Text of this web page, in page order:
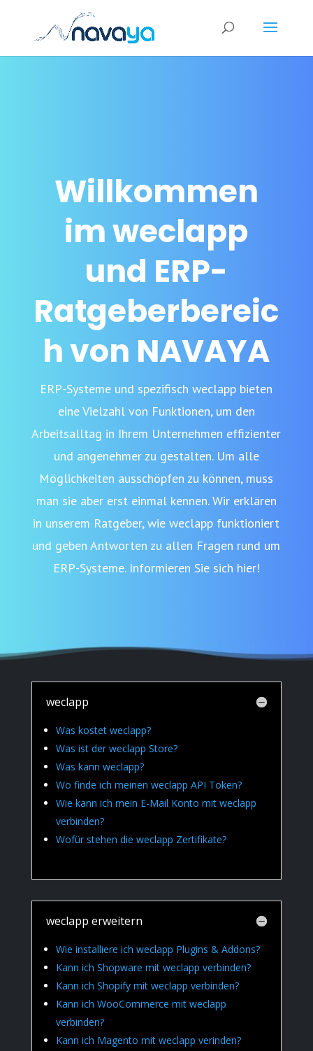
Willkommen
im weclapp
und ERP-
Ratgeberbereic
h von NAVAYA
ERP-Systeme und spezifisch weclapp bieten
eine Vielzahl von Funktionen, um den
Arbeitsalltag in Ihrem Unternehmen effizienter
und angenehmer zu gestalten. Um alle
Möglichkeiten ausschöpfen zu können, muss
man sie aber erst einmal kennen. Wir erklären
in unserem Ratgeber, wie weclapp funktioniert
und geben Antworten zu allen Fragen rund um
ERP-Systeme. Informieren Sie sich hier!
weclapp
Was kostet weclapp?
Was ist der weclapp Store?
Was kann weclapp?
Wo finde ich meinen weclapp API Token?
Wie kann ich mein E-Mail Konto mit weclapp
verbinden?
Wofür stehen die weclapp Zertifikate?
weclapp erweitern
Wie installiere ich weclapp Plugins & Addons?
Kann ich Shopware mit weclapp verbinden?
Kann ich Shopify mit weclapp verbinden?
Kann ich WooCommerce mit weclapp
verbinden?
Kann ich Magento mit weclapp verinden?